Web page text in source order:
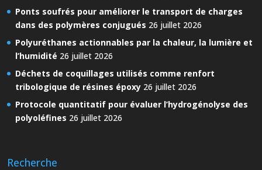
Ponts soufrés pour améliorer le transport de charges
dans des polymères conjugués 26 juillet 2026
Polyuréthanes actionnables par la chaleur, la lumière et
l’humidité 26 juillet 2026
Déchets de coquillages utilisés comme renfort
tribologique de résines époxy 26 juillet 2026
Protocole quantitatif pour évaluer l’hydrogénolyse des
polyoléfines 26 juillet 2026
Recherche